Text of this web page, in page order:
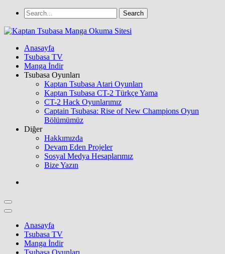
Anasayfa
Tsubasa TV
Manga İndir
Tsubasa Oyunları
Kaptan Tsubasa Atari Oyunları
Kaptan Tsubasa CT-2 Türkçe Yama
CT-2 Hack Oyunlarımız
Captain Tsubasa: Rise of New Champions Oyun
Bölümümüz
Diğer
Hakkımızda
Devam Eden Projeler
Sosyal Medya Hesaplarımız
Bize Yazın
Anasayfa
Tsubasa TV
Manga İndir
Tsubasa Oyunları